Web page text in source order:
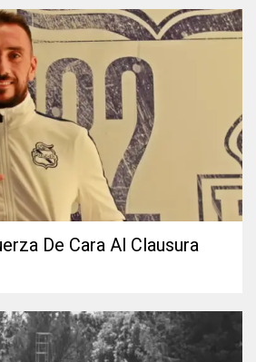
De Cara Al Clausura